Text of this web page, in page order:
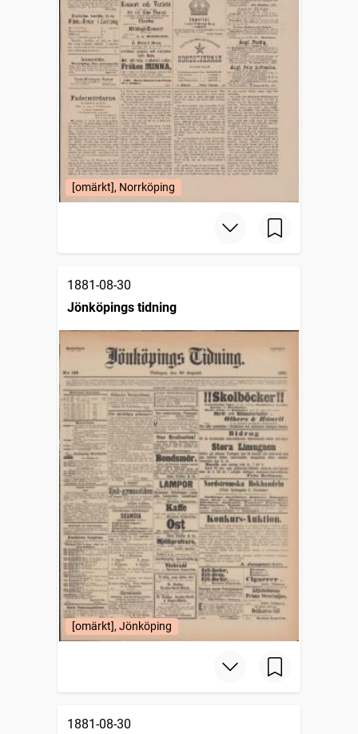
[omärkt], Norrköping
1881-08-30
Jönköpings tidning
[omärkt], Jönköping
1881-08-30